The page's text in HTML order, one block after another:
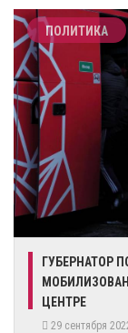
ПОЛИТИКА
ГУБЕРНАТОР
ЦЕНТРЕ
29 сентября